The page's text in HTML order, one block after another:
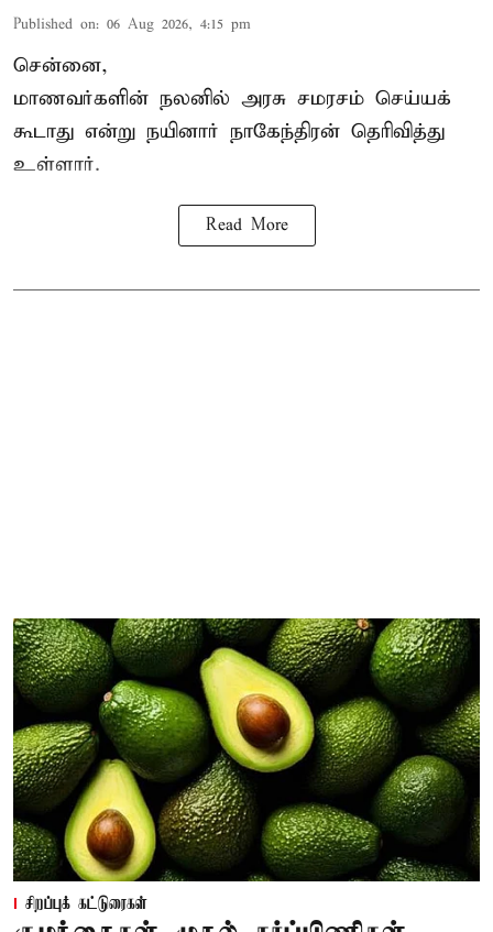
Published on: 06 Aug 2026, 4:15 pm
சென்னை,
மாணவர்களின் நலனில் அரசு சமரசம் செய்யக்
கூடாது என்று நயினார் நாகேந்திரன் தெரிவித்து
உள்ளார்.
Read More
சிறப்புக் கட்டுரைகள்